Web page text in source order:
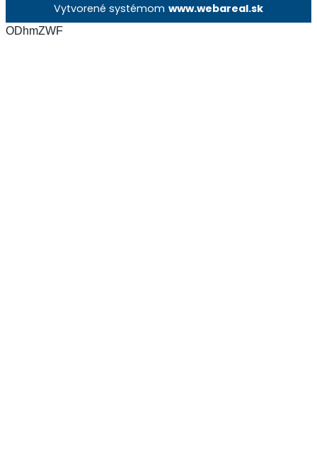
Vytvorené systémom www.webareal.sk
ODhmZWF